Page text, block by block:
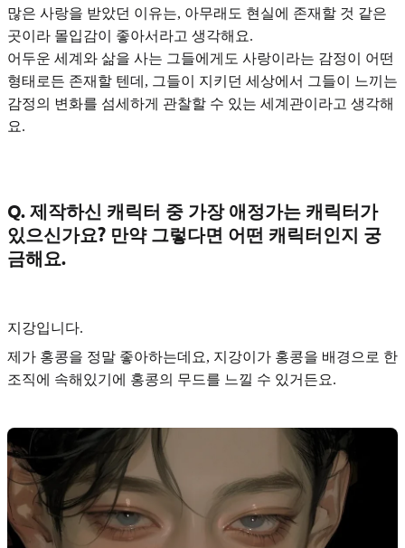
많은 사랑을 받았던 이유는, 아무래도 현실에 존재할 것 같은
곳이라 몰입감이 좋아서 라고 생각해요.
어두운 세계와 삶을 사는 그들에게도 사랑이라는 감정이 어떤
형태로든 존재할 텐데, 그들이 지키던 세상에서 그들이 느끼는
감정의 변화를 섬세하게 관찰할 수 있는 세계관이라고 생각해
요.
Q. 제작하신 캐릭터 중 가장 애정가는 캐릭터가
있으신가요? 만약 그렇다면 어떤 캐릭터인지 궁
금해요.
지강입니다.
제가 홍콩을 정말 좋아하는데요, 지강이가 홍콩을 배경으로 한
조직에 속해있기에 홍콩의 무드를 느낄 수 있거든요.